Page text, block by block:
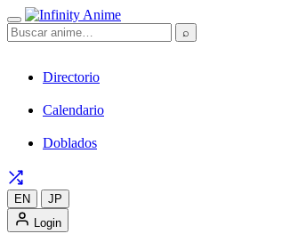
⌕
Directorio
Calendario
Doblados
EN
JP
Login